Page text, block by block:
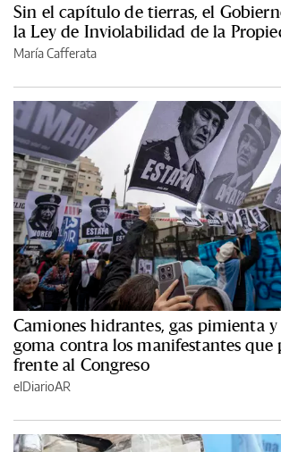
Sin el capítulo de tierras, el
la Ley de Inviolabilidad de la
María Cafferata
Camiones hidrantes, gas pimienta y
goma contra los manifestantes que
frente al Congreso
elDiarioAR